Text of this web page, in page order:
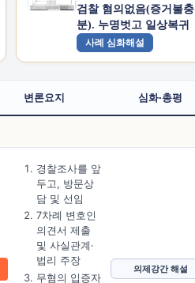
검찰 혐의없음(증거불충
분). 누명벗고 일상복귀
사례 심화해설
변론요지 심화·총평
경찰조사를 앞
두고, 방문상
담 및 선임
7차례 변호인
의견서 제출
및 사실관계·
법리 주장
무혐의 입증자
의제강간 해설